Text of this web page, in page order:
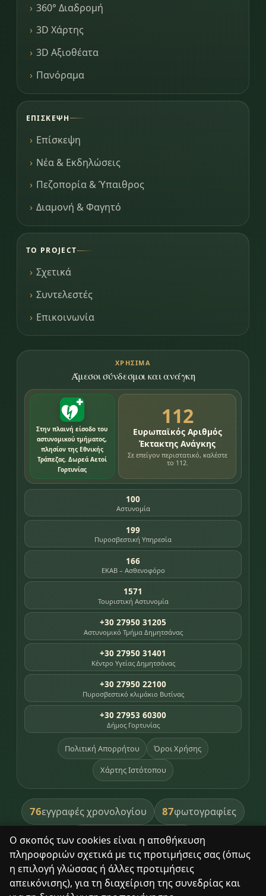
Ο σκοπός των cookies είναι η αποθήκευση
πληροφοριών σχετικά με τις προτιμήσεις σας (όπως
η επιλογή γλώσσας ή άλλες προτιμήσεις
απεικόνισης), για τη διαχείριση της συνεδρίας και
360° Διαδρομή
3D Χάρτης
3D Αξιοθέατα
Πανόραμα
ΕΠΊΣΚΕΨΗ
Επίσκεψη
Νέα & Εκδηλώσεις
Πεζοπορία & Ύπαιθρος
Διαμονή & Φαγητό
ΤΟ PROJECT
Σχετικά
Συντελεστές
Επικοινωνία
ΧΡΉΣΙΜΑ
Άμεσοι σύνδεσμοι και ανάγκη
Στην πλαινή είσοδο του
αστυνομικού τμήματος,
πλησίον της Εθνικής
Τράπεζας. Δωρεά Αετοί
Γορτυνίας
112
Ευρωπαϊκός Αριθμός
Έκτακτης Ανάγκης
Σε επείγον περιστατικό, καλέστε
το 112.
100
Αστυνομία
199
Πυροσβεστική Υπηρεσία
166
ΕΚΑΒ – Ασθενοφόρο
1571
Τουριστική Αστυνομία
+30 27950 31205
Αστυνομικό Τμήμα Δημητσάνας
+30 27950 31401
Κέντρο Υγείας Δημητσάνας
+30 27950 22100
Πυροσβεστικό κλιμάκιο Βυτίνας
+30 27953 60300
Δήμος Γορτυνίας
Πολιτική Απορρήτου Όροι Χρήσης
Χάρτης Ιστότοπου
76εγγραφές χρονολογίου 87φωτογραφίες
391βιβλία βιβλιοθήκης
8σημεία κληρονομιάς